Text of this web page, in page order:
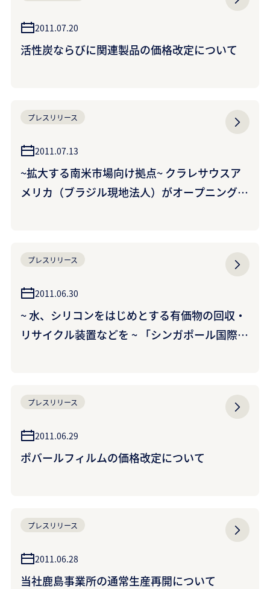
2011.07.20
活性炭ならびに関連製品の価格改定について
プレスリリース
2011.07.13
~拡大する南米市場向け拠点~ クラレサウスア
メリカ（ブラジル現地法人）がオープニングセ
プレスリリース
2011.06.30
~ 水、シリコンをはじめとする有価物の回収・
リサイクル装置などを ~ 「シンガポール国際水
プレスリリース
2011.06.29
ポバールフィルムの価格改定について
プレスリリース
2011.06.28
当社鹿島事業所の通常生産再開について